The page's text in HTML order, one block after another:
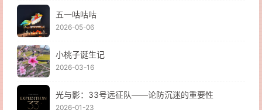
五一咕咕咕
2026-05-06
小桃子诞生记
2026-03-16
光与影：33号远征队——论防沉迷的重要性
2026-01-23